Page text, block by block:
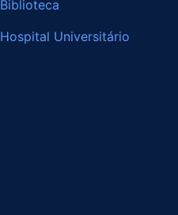
Biblioteca
Hospital Universitário